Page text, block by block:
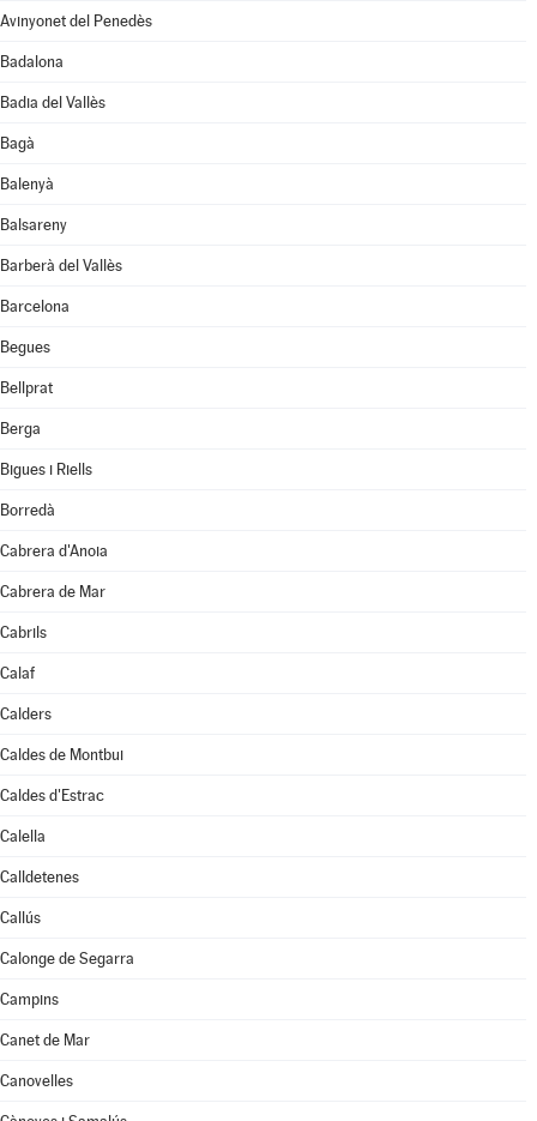
Avinyonet del Penedès
Badalona
Badia del Vallès
Bagà
Balenyà
Balsareny
Barberà del Vallès
Barcelona
Begues
Bellprat
Berga
Bigues i Riells
Borredà
Cabrera d'Anoia
Cabrera de Mar
Cabrils
Calaf
Calders
Caldes de Montbui
Caldes d'Estrac
Calella
Calldetenes
Callús
Calonge de Segarra
Campins
Canet de Mar
Canovelles